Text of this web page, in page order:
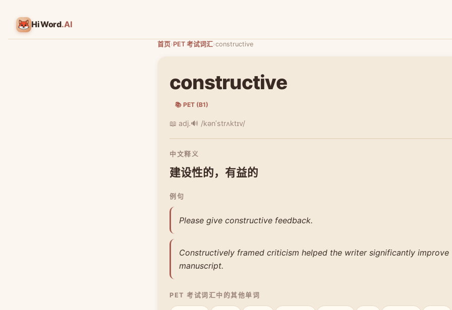
HiWord.AI
首页›PET 考试词汇›constructive
constructive
📚 PET (B1)
📖 adj.🔊 /kənˈstrʌktɪv/
中文释义
建设性的，有益的
例句
Please give constructive feedback.
Constructively framed criticism helped the writer significantly improve
manuscript.
PET 考试词汇中的其他单词